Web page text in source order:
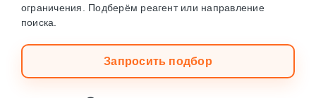
ограничения. Подберём реагент или направление
поиска.
Запросить подбор